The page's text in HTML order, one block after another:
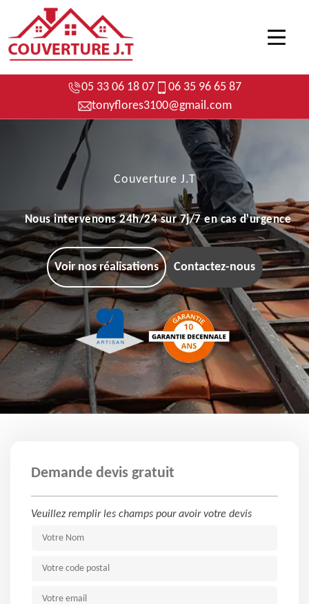
05 33 06 18 07
06 35 96 65 87
tonyflores3100@gmail.com
Couverture J.T
Nous intervenons 24h/24 sur 7j/7 en cas d'urgence
Voir nos réalisations Contactez-nous
Demande devis gratuit
Veuillez remplir les champs pour avoir votre devis